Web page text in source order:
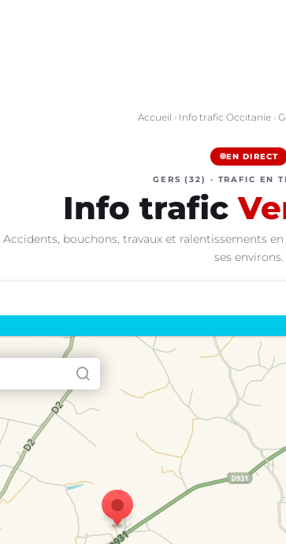
Accueil › Info trafic Occitanie ›
EN DIRECT
GERS (32) · TRAFIC EN
Info trafic
Accidents, bouchons, travaux et ralentissements
ses environs.